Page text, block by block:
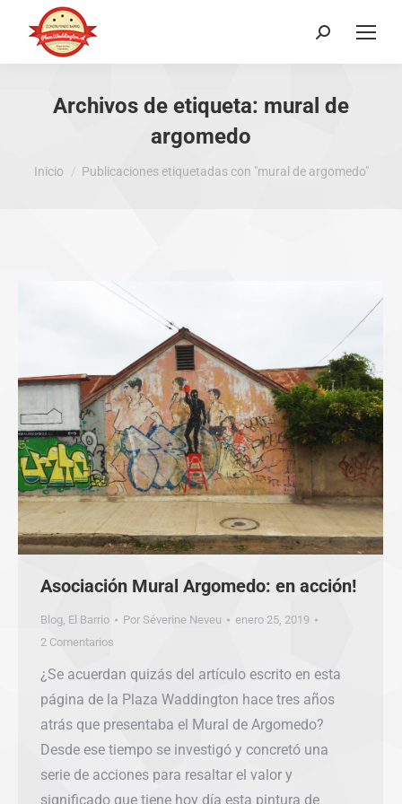
Buscar:
Archivos de etiqueta: mural de
argomedo
Estás aquí:
Inicio Publicaciones etiquetadas con "mural de argomedo"
Asociación Mural Argomedo: en acción!
Blog, El Barrio Por Séverine Neveu
enero 25, 2019
2 Comentarios
¿Se acuerdan quizás del artículo escrito en esta
página de la Plaza Waddington hace tres años
atrás que presentaba el Mural de Argomedo?
Desde ese tiempo se investigó y concretó una
serie de acciones para resaltar el valor y
significado que tiene hoy día esta pintura de